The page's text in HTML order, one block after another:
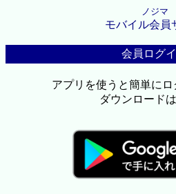
ノジマ
モバイル会員
会員ログ
アプリを使うと簡単に
ダウンロード